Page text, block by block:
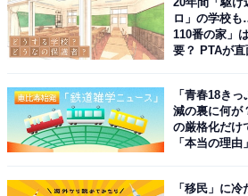
ロ」の学校
110番の家」
要？ PTAが
「青春18き
減の裏に何が
の厳格化だけ
「本当の理由」
「移民」に